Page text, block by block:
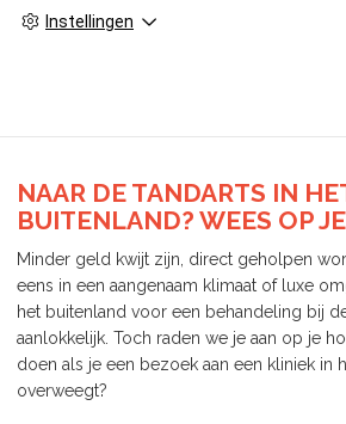
Instellingen
NAAR DE TANDARTS IN
BUITENLAND? WEES OP
Minder geld kwijt zijn, direct geholpen
eens in een aangenaam klimaat of luxe
het buitenland voor een behandeling bij
aanlokkelijk. Toch raden we je aan op je
doen als je een bezoek aan een kliniek in
overweegt?